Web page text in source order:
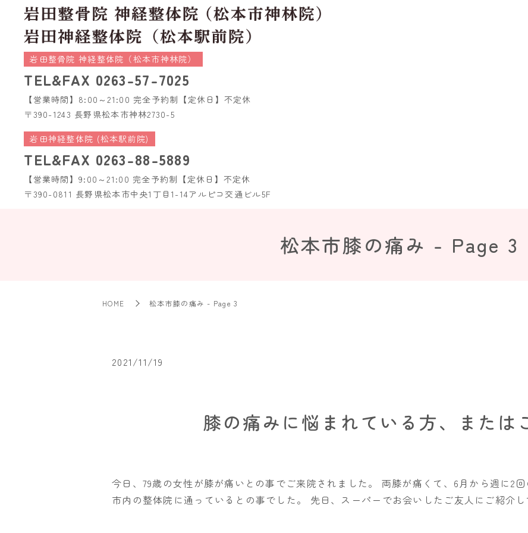
岩田整骨院 神経整体院（松本市神林院）
TEL&FAX 0263-57-7025
【営業時間】8:00～21:00 完全予約制 【定休日】不定休
〒390-1243 長野県松本市神林2730-5
岩田神経整体院 (松本駅前院)
TEL&FAX 0263-88-5889
【営業時間】9:00～21:00 完全予約制 【定休日】不定休
〒390-0811 長野県松本市中央1丁目1-14アルピコ交通ビル5F
松本市膝の痛み - Page 3
HOME 松本市膝の痛み - Page 3
2021/11/19
膝の痛みに悩まれている方、または
今日、79歳の女性が膝が痛いとの事でご来院されました。 両膝が痛くて、6月から週に2
市内の整体院に通っているとの事でした。 先日、スーパーでお会いしたご友人にご紹介